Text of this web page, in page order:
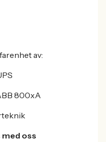
av:
800xA
oss